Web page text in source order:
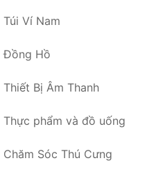
Túi Ví Nam
Đồng Hồ
Thiết Bị Âm Thanh
Thực phẩm và đồ uống
Chăm Sóc Thú Cưng